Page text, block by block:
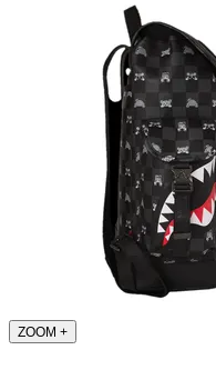
ZOOM +